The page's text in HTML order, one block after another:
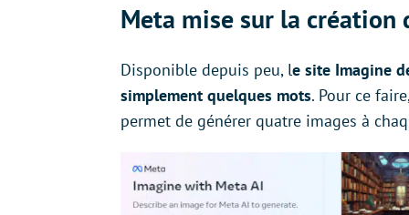
Meta mise sur la création
Disponible depuis peu, le site Imagine
simplement quelques mots. Pour ce
permet de générer quatre images à